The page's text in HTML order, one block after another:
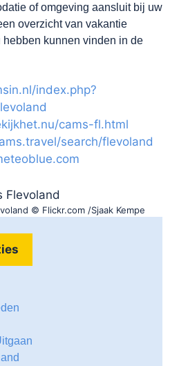
of omgeving aansluit bij uw
overzicht van vakantie
kunnen vinden in de
index.php?
cams-fl.html
search/flevoland
© Flickr.com /Sjaak Kempe